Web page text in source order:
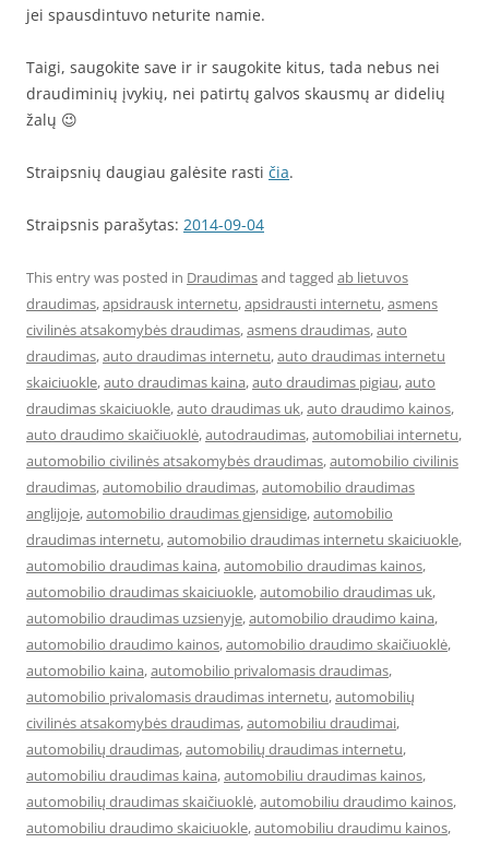
jei spausdintuvo neturite namie.
Taigi, saugokite save ir ir saugokite kitus, tada nebus nei
draudiminių įvykių, nei patirtų galvos skausmų ar didelių
žalų 😉
Straipsnių daugiau galėsite rasti čia.
Straipsnis parašytas: 2014-09-04
This entry was posted in Draudimasand tagged ab lietuvos
draudimas,apsidrausk internetu,apsidrausti internetu,asmens
civilinės atsakomybės draudimas,asmens draudimas,auto
draudimas,auto draudimas internetu,auto draudimas internetu
skaiciuokle,auto draudimas kaina,auto draudimas pigiau,auto
draudimas skaiciuokle,auto draudimas uk,auto draudimo kainos,
auto draudimo skaičiuoklė,autodraudimas,automobiliai internetu,
automobilio civilinės atsakomybės draudimas,automobilio civilinis
draudimas,automobilio draudimas,automobilio draudimas
anglijoje,automobilio draudimas gjensidige,automobilio
draudimas internetu,automobilio draudimas internetu skaiciuokle,
automobilio draudimas kaina,automobilio draudimas kainos,
automobilio draudimas skaiciuokle,automobilio draudimas uk,
automobilio draudimas uzsienyje,automobilio draudimo kaina,
automobilio draudimo kainos,automobilio draudimo skaičiuoklė,
automobilio kaina,automobilio privalomasis draudimas,
automobilio privalomasis draudimas internetu,automobilių
civilinės atsakomybės draudimas,automobiliu draudimai,
automobilių draudimas,automobilių draudimas internetu,
automobiliu draudimas kaina,automobiliu draudimas kainos,
automobilių draudimas skaičiuoklė,automobiliu draudimo kainos,
automobiliu draudimo skaiciuokle,automobiliu draudimu kainos,